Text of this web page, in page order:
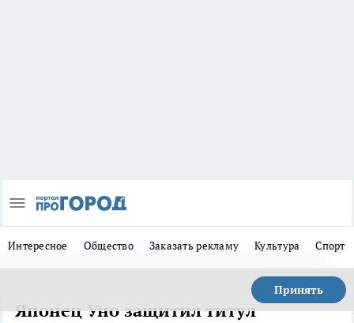
Интересное Общество Заказать рекламу Культура Спорт
Принять
Японец Уно защитил титул